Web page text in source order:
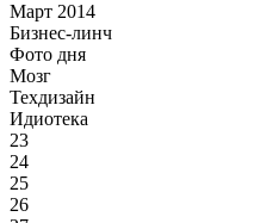
Март 2014
Бизнес-линч
Фото дня
Мозг
Техдизайн
Идиотека
23
24
25
26